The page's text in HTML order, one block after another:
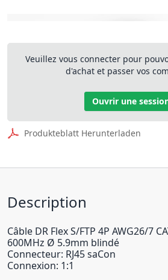
Veuillez vous connecter pour
d'achat et passer vos
Ouvrir une
Produkteblatt Herunterladen
Description
Câble DR Flex S/FTP 4P AWG26/7
600MHz Ø 5.9mm blindé
Connecteur: RJ45 saCon
Connexion: 1:1